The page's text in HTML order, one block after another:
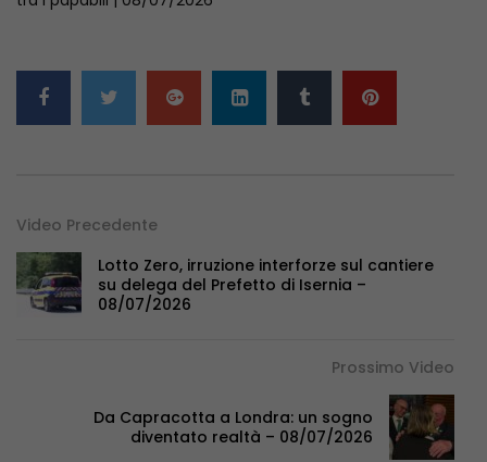
Video Precedente
Lotto Zero, irruzione interforze sul cantiere
su delega del Prefetto di Isernia –
08/07/2026
Prossimo Video
Da Capracotta a Londra: un sogno
diventato realtà – 08/07/2026